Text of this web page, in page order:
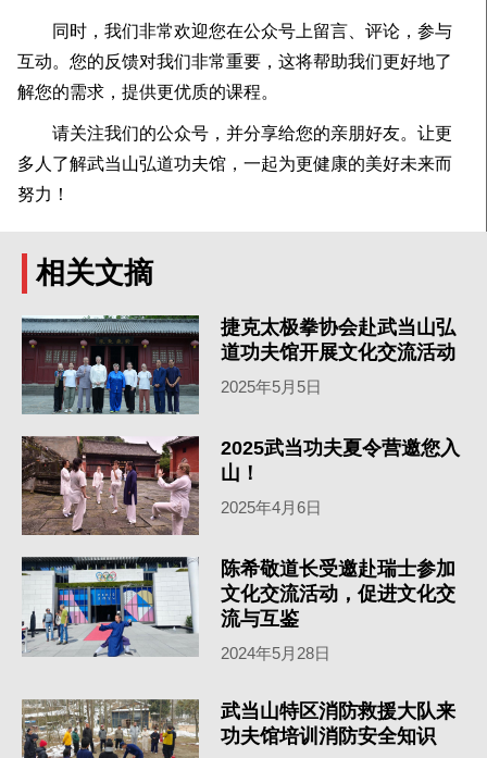
同时，我们非常欢迎您在公众号上留言、评论，参与
互动。您的反馈对我们非常重要，这将帮助我们更好地了
解您的需求，提供更优质的课程。
请关注我们的公众号，并分享给您的亲朋好友。让更
多人了解武当山弘道功夫馆，一起为更健康的美好未来而
努力！
相关文摘
捷克太极拳协会赴武当山弘
道功夫馆开展文化交流活动
2025年5月5日
2025武当功夫夏令营邀您入
山！
2025年4月6日
陈希敬道长受邀赴瑞士参加
文化交流活动，促进文化交
流与互鉴
2024年5月28日
武当山特区消防救援大队来
功夫馆培训消防安全知识